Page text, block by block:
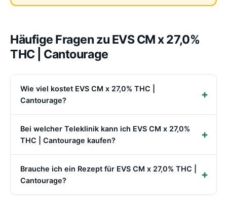
Häufige Fragen zu EVS CM x 27,0%
THC | Cantourage
Wie viel kostet EVS CM x 27,0% THC |
Cantourage?
Bei welcher Teleklinik kann ich EVS CM x 27,0%
THC | Cantourage kaufen?
Brauche ich ein Rezept für EVS CM x 27,0% THC |
Cantourage?